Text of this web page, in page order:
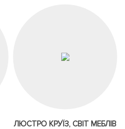
ЛЮСТРО КРУЇЗ, СВІТ МЕБЛІВ